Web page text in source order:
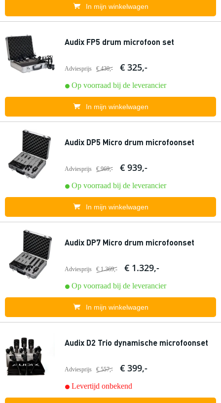
In mijn winkelwagen
Audix FP5 drum microfoon set
Adviesprijs € 430,- € 325,-
Op voorraad bij de leverancier
In mijn winkelwagen
Audix DP5 Micro drum microfoonset
Adviesprijs € 969,- € 939,-
Op voorraad bij de leverancier
In mijn winkelwagen
Audix DP7 Micro drum microfoonset
Adviesprijs € 1.369,- € 1.329,-
Op voorraad bij de leverancier
In mijn winkelwagen
Audix D2 Trio dynamische microfoonset
Adviesprijs € 557,- € 399,-
Levertijd onbekend